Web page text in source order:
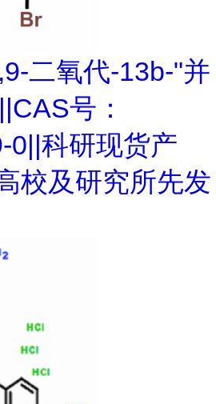
二氧代-13b-"并
号：
0||科研现货产
校及研究所先发